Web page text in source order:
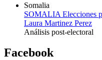
Somalia
SOMALIA Elecciones
Laura Martinez Perez
Análisis post-electoral
Facebook